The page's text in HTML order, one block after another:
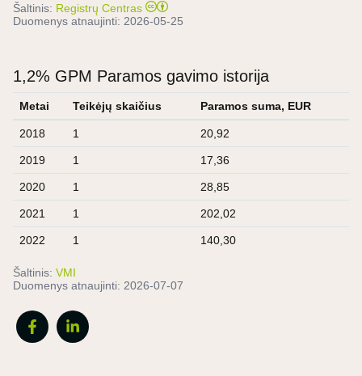
Šaltinis: Registrų Centras
Duomenys atnaujinti: 2026-05-25
1,2% GPM Paramos gavimo istorija
Metai Teikėjų skaičius Paramos suma, EUR
2018 1 20,92
2019 1 17,36
2020 1 28,85
2021 1 202,02
2022 1 140,30
Šaltinis: VMI
Duomenys atnaujinti: 2026-07-07